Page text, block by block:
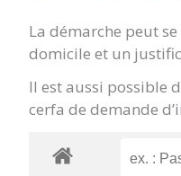
La démarche peut
domicile et un
Il est aussi possible
cerfa de demande